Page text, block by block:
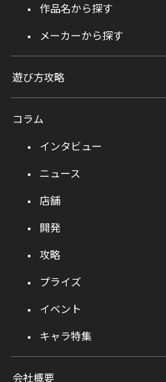
作品名から探す
メーカーから探す
遊び方攻略
コラム
インタビュー
ニュース
店舗
開発
攻略
プライズ
イベント
キャラ特集
会社概要